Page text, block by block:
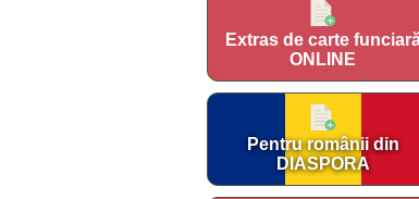
Extras de carte
ONLINE
Pentru românii din
DIASPORA